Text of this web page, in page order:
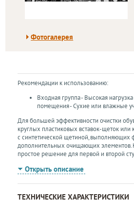
Фотогалерея
Рекомендации к использованию:
Входная группа - Высокая
помещения - Сухие или влажные
Для большей эффективности очистки
круглых пластиковых вставок-щеток или
с синтетической щетиной, выполняющих
дополнительных очищающих элементов.
простое решение для первой и второй
Открыть описание
ТЕХНИЧЕСКИЕ ХАРАКТЕРИСТИКИ